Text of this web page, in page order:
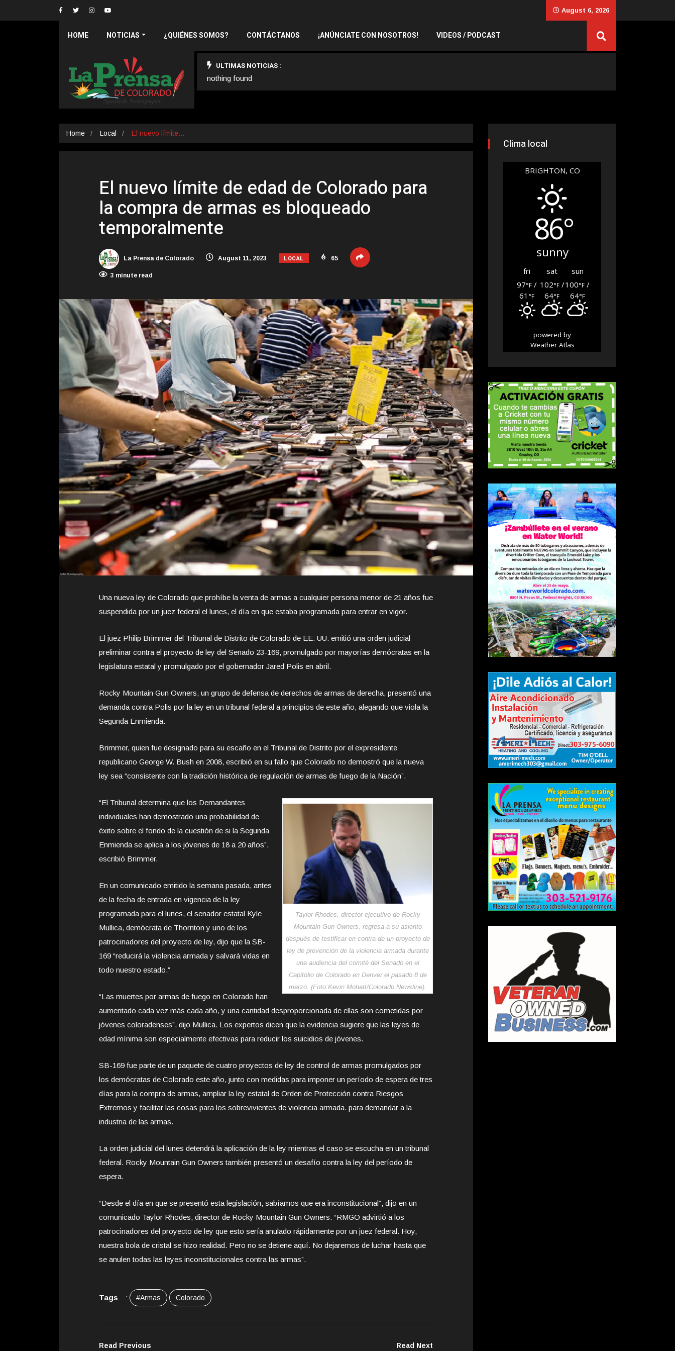
August 6, 2026
HOME NOTICIAS ¿QUIÉNES SOMOS? CONTÁCTANOS ¡ANÚNCIATE CON NOSOTROS! VIDEOS / PODCAST
ULTIMAS NOTICIAS :
nothing found
Home Local El nuevo límite…
El nuevo límite de edad de Colorado para
la compra de armas es bloqueado
temporalmente
La Prensa de Colorado August 11, 2023 LOCAL 65
3 minute read
Una nueva ley de Colorado que prohíbe la venta de armas a cualquier persona menor de 21 años fue
suspendida por un juez federal el lunes, el día en que estaba programada para entrar en vigor.
El juez Philip Brimmer del Tribunal de Distrito de Colorado de EE. UU. emitió una orden judicial
preliminar contra el proyecto de ley del Senado 23-169, promulgado por mayorías demócratas en la
legislatura estatal y promulgado por el gobernador Jared Polis en abril.
Rocky Mountain Gun Owners, un grupo de defensa de derechos de armas de derecha, presentó una
demanda contra Polis por la ley en un tribunal federal a principios de este año, alegando que viola la
Segunda Enmienda.
Brimmer, quien fue designado para su escaño en el Tribunal de Distrito por el expresidente
republicano George W. Bush en 2008, escribió en su fallo que Colorado no demostró que la nueva
ley sea “consistente con la tradición histórica de regulación de armas de fuego de la Nación”.
Taylor Rhodes, director ejecutivo de Rocky
Mountain Gun Owners, regresa a su asiento
después de testificar en contra de un proyecto de
ley de prevención de la violencia armada durante
una audiencia del comité del Senado en el
Capitolio de Colorado en Denver el pasado 8 de
marzo. (Foto:Kevin Mohatt/Colorado Newsline).
“El Tribunal determina que los Demandantes
individuales han demostrado una probabilidad de
éxito sobre el fondo de la cuestión de si la Segunda
Enmienda se aplica a los jóvenes de 18 a 20 años”,
escribió Brimmer.
En un comunicado emitido la semana pasada, antes
de la fecha de entrada en vigencia de la ley
programada para el lunes, el senador estatal Kyle
Mullica, demócrata de Thornton y uno de los
patrocinadores del proyecto de ley, dijo que la SB-
169 “reducirá la violencia armada y salvará vidas en
todo nuestro estado.”
“Las muertes por armas de fuego en Colorado han
aumentado cada vez más cada año, y una cantidad desproporcionada de ellas son cometidas por
jóvenes coloradenses”, dijo Mullica. Los expertos dicen que la evidencia sugiere que las leyes de
edad mínima son especialmente efectivas para reducir los suicidios de jóvenes.
SB-169 fue parte de un paquete de cuatro proyectos de ley de control de armas promulgados por
los demócratas de Colorado este año, junto con medidas para imponer un período de espera de tres
días para la compra de armas, ampliar la ley estatal de Orden de Protección contra Riesgos
Extremos y facilitar las cosas para los sobrevivientes de violencia armada. para demandar a la
industria de las armas.
La orden judicial del lunes detendrá la aplicación de la ley mientras el caso se escucha en un tribunal
federal. Rocky Mountain Gun Owners también presentó un desafío contra la ley del período de
espera.
“Desde el día en que se presentó esta legislación, sabíamos que era inconstitucional”, dijo en un
comunicado Taylor Rhodes, director de Rocky Mountain Gun Owners. “RMGO advirtió a los
patrocinadores del proyecto de ley que esto sería anulado rápidamente por un juez federal. Hoy,
nuestra bola de cristal se hizo realidad. Pero no se detiene aquí. No dejaremos de luchar hasta que
se anulen todas las leyes inconstitucionales contra las armas”.
Tags : #Armas Colorado
Read Previous Read Next
Clima local
BRIGHTON, CO
86°
sunny
fri sat
sun
97°F /
61 °F
102°F/
64°F
100°F /
64°F
powered by
Weather Atlas